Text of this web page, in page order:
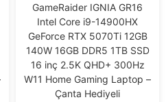
GameRaider IGNIA GR16
Intel Core i9-14900HX
GeForce RTX 5070Ti 12GB
140W 16GB DDR5 1TB SSD
16 inç 2.5K QHD+ 300Hz
W11 Home Gaming Laptop –
Çanta Hediyeli